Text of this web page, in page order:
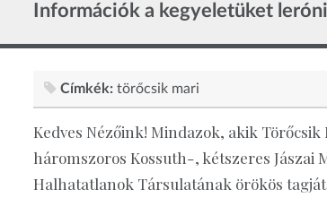
Információk a kegyeletüket
Címkék: törőcsik mari
Kedves Nézőink! Mindazok, akik
háromszoros Kossuth-, kétszeres Jászai
Halhatatlanok Társulatának örökös